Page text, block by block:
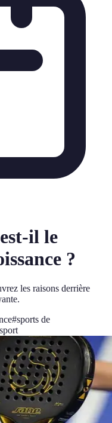
il le
?
les raisons derrière
#sports de